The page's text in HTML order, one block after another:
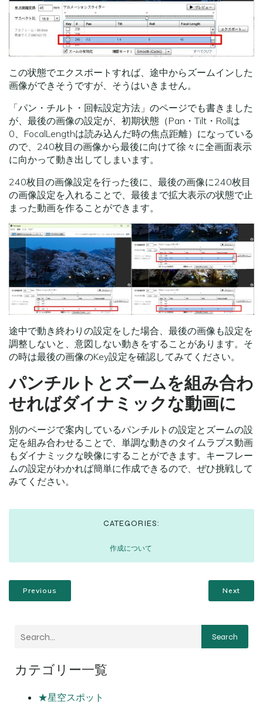
この状態でエクスポートすれば、途中からズームインした
画像ができそうですが、そうはいきません。
「パン・チルト・回転設定方法」のページでも書きました
が、最後の画像の設定が、初期状態（Pan・Tilt・Rollは
0、FocalLengthは読み込んだ時の焦点距離）になっている
ので、240枚目の画像から最後に向けて徐々に全画面表示
に向かって動き出してしまいます。
240枚目の画像設定を行った後に、最後の画像に240枚目
の画像設定を入れることで、最後まで拡大表示の状態で止
まった動画を作ることができます。
途中で動き終わりの設定をした場合、最後の画像も設定を
調整しないと、意図しない動きをすることがあります。そ
の時は最後の画像のKey設定を確認してみてください。
パンチルトとズームを組み合わ
せればダイナミックな動画に
別のページで案内しているパンチルトの設定とズームの設
定を組み合わせることで、単調な動きのタイムラプス動画
もダイナミックな映像にすることができます。キーフレー
ムの設定がわかれば簡単に作成できるので、ぜひ挑戦して
みてください。
CATEGORIES:
作成について
Previous Next
Search
カテゴリー一覧
★星空スポット